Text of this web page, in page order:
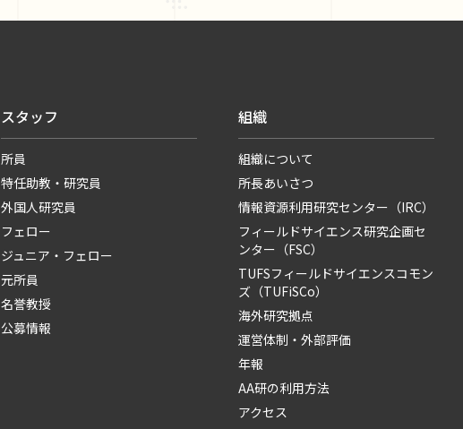
スタッフ
所員
特任助教・研究員
外国人研究員
フェロー
ジュニア・フェロー
元所員
名誉教授
公募情報
組織
組織について
所長あいさつ
情報資源利用研究センター（IRC）
フィールドサイエンス研究企画セ
ンター（FSC）
TUFSフィールドサイエンスコモン
ズ（TUFiSCo）
海外研究拠点
運営体制・外部評価
年報
AA研の利用方法
アクセス